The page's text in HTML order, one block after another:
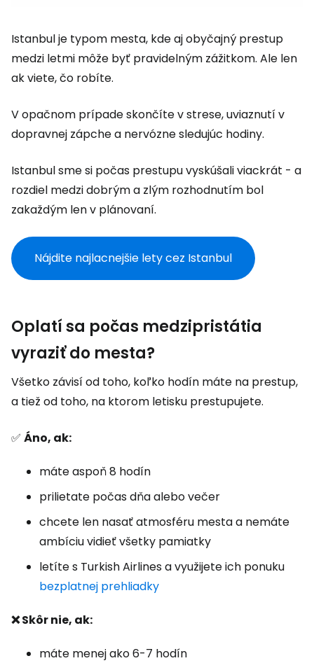
Istanbul je typom mesta, kde aj obyčajný prestup
medzi letmi môže byť pravidelným zážitkom. Ale len
ak viete, čo robíte.
V opačnom prípade skončíte v strese, uviaznutí v
dopravnej zápche a nervózne sledujúc hodiny.
Istanbul sme si počas prestupu vyskúšali viackrát - a
rozdiel medzi dobrým a zlým rozhodnutím bol
zakaždým len v plánovaní.
Nájdite najlacnejšie lety cez Istanbul
Oplatí sa počas medzipristátia
vyraziť do mesta?
Všetko závisí od toho, koľko hodín máte na prestup,
a tiež od toho, na ktorom letisku prestupujete.
✅ Áno, ak:
máte aspoň 8 hodín
prilietate počas dňa alebo večer
chcete len nasať atmosféru mesta a nemáte
ambíciu vidieť všetky pamiatky
letíte s Turkish Airlines a využijete ich ponuku
bezplatnej prehliadky
❌ Skôr nie, ak:
máte menej ako 6-7 hodín